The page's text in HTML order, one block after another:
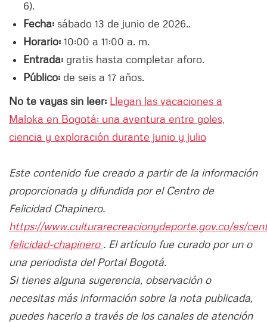
6).
Fecha: sábado 13 de junio de 2026..
Horario: 10:00 a 11:00 a. m.
Entrada: gratis hasta completar aforo.
Público: de seis a 17 años.
No te vayas sin leer: Llegan las vacaciones a
Maloka en Bogotá: una aventura entre goles,
ciencia y exploración durante junio y julio
Este contenido fue creado a partir de la información
proporcionada y difundida por el Centro de
Felicidad Chapinero.
https://www.culturarecreacionydeporte.gov.co/es/
felicidad-chapinero . El artículo fue curado por un o
una periodista del Portal Bogotá.
Si tienes alguna sugerencia, observación o
necesitas más información sobre la nota publicada,
puedes hacerlo a través de los canales de atención